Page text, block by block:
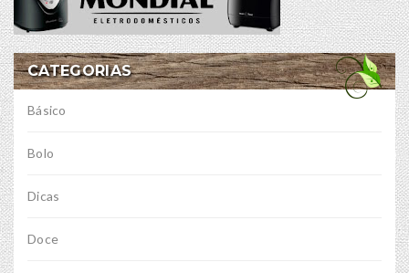
CATEGORIAS
Básico
Bolo
Dicas
Doce